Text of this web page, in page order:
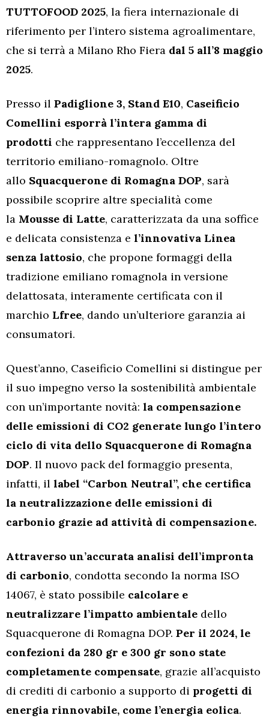
TUTTOFOOD 2025, la fiera internazionale di
riferimento per l’intero sistema agroalimentare,
che si terrà a Milano Rho Fiera dal 5 all’8 maggio
2025.
Presso il Padiglione 3, Stand E10, Caseificio
Comellini esporrà l’intera gamma di
prodotti che rappresentano l’eccellenza del
territorio emiliano-romagnolo. Oltre
allo Squacquerone di Romagna DOP, sarà
possibile scoprire altre specialità come
la Mousse di Latte, caratterizzata da una soffice
e delicata consistenza e l’innovativa Linea
senza lattosio, che propone formaggi della
tradizione emiliano romagnola in versione
delattosata, interamente certificata con il
marchio Lfree, dando un’ulteriore garanzia ai
consumatori.
Quest’anno, Caseificio Comellini si distingue per
il suo impegno verso la sostenibilità ambientale
con un’importante novità: la compensazione
delle emissioni di CO2 generate lungo l’intero
ciclo di vita dello Squacquerone di Romagna
DOP. Il nuovo pack del formaggio presenta,
infatti, il label “Carbon Neutral”, che certifica
la neutralizzazione delle emissioni di
carbonio grazie ad attività di compensazione.
Attraverso un’accurata analisi dell’impronta
di carbonio, condotta secondo la norma ISO
14067, è stato possibile calcolare e
neutralizzare l’impatto ambientale dello
Squacquerone di Romagna DOP. Per il 2024, le
confezioni da 280 gr e 300 gr sono state
completamente compensate, grazie all’acquisto
di crediti di carbonio a supporto di progetti di
energia rinnovabile, come l’energia eolica.